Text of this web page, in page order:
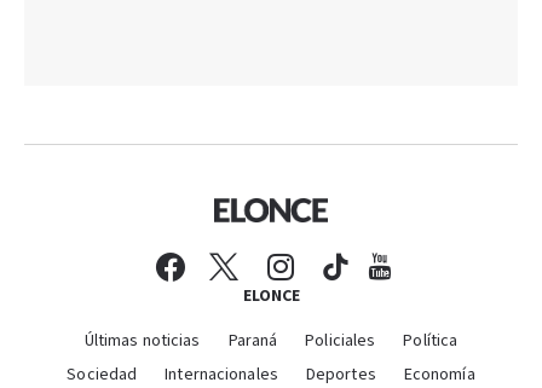
ELONCE
Últimas noticias Paraná Policiales
Política
Sociedad
Internacionales Deportes
Economía